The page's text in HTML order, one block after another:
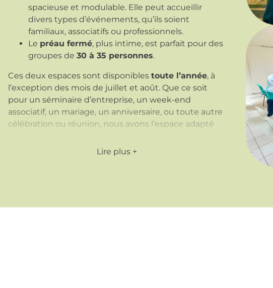
spacieuse et modulable. Elle peut accueillir
divers types d’événements, qu’ils soient
familiaux, associatifs ou professionnels.
Le préau fermé, plus intime, est parfait pour des
groupes de 30 à 35 personnes.
Lire plus
Ces deux espaces sont disponibles toute l’année, à
l’exception des mois de juillet et août. Que ce soit
pour un séminaire d’entreprise, un week-end
associatif, un mariage, un anniversaire, ou toute autre
célébration ou réunion, nous avons l’espace adapté